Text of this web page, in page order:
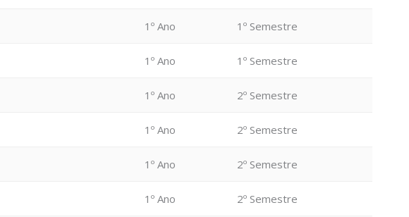
1º Ano 1º Semestre
1º Ano 1º Semestre
1º Ano 2º Semestre
1º Ano 2º Semestre
1º Ano 2º Semestre
1º Ano 2º Semestre